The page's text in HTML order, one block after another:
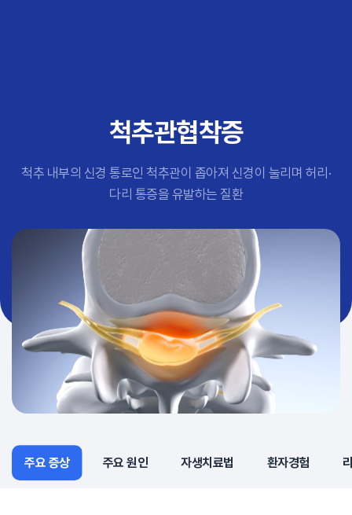
#교통사고후유증 #허리디스크
#추나요법
척추관협착증
척추 내부의 신경 통로인 척추관이 좁아져 신경이 눌리며 허리·
다리 통증을 유발하는 질환
주요 증상
주요 증상 주요 원인 자생치료법 환자경험